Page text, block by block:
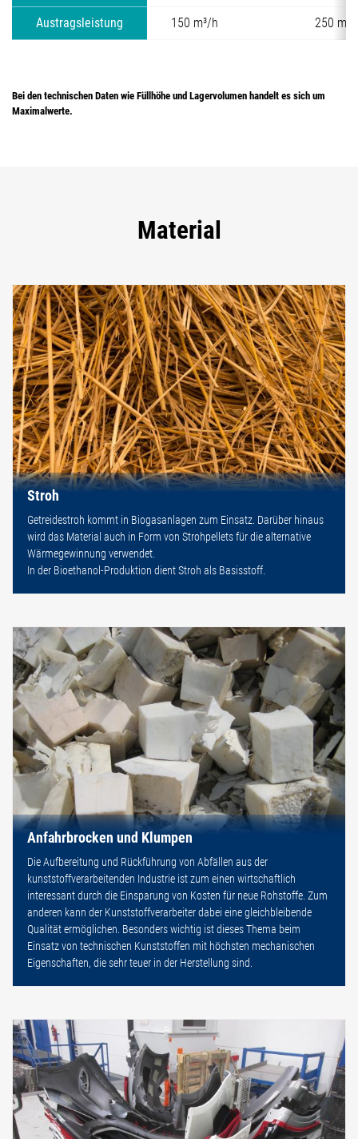
Austragsleistung 150 m³/h 250
Bei den technischen Daten wie Füllhöhe und Lagervolumen handelt es sich um
Maximalwerte.
Material
Stroh
Getreidestroh kommt in Biogasanlagen zum Einsatz. Darüber hinaus
wird das Material auch in Form von Strohpellets für die alternative
Wärmegewinnung verwendet.
In der Bioethanol-Produktion dient Stroh als Basisstoff.
Anfahrbrocken und Klumpen
Die Aufbereitung und Rückführung von Abfällen aus der
kunststoffverarbeitenden Industrie ist zum einen wirtschaftlich
interessant durch die Einsparung von Kosten für neue Rohstoffe. Zum
anderen kann der Kunststoffverarbeiter dabei eine gleichbleibende
Qualität ermöglichen. Besonders wichtig ist dieses Thema beim
Einsatz von technischen Kunststoffen mit höchsten mechanischen
Eigenschaften, die sehr teuer in der Herstellung sind.